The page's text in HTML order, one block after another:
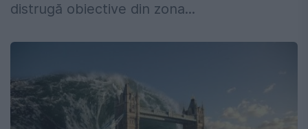
distrugă obiective din zona...